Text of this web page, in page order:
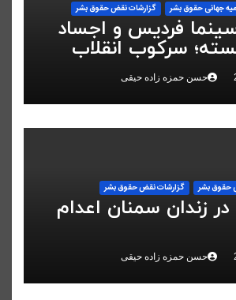
جهانی حقوق بشر گزارشات نقض حقوق بشر
فردیس و اجساد
سرکوب انقلاب
حسن حمزه زاده حیقی
حقوق بشر گزارشات نقض حقوق بشر
زندان سمنان اعدام
حسن حمزه زاده حیقی